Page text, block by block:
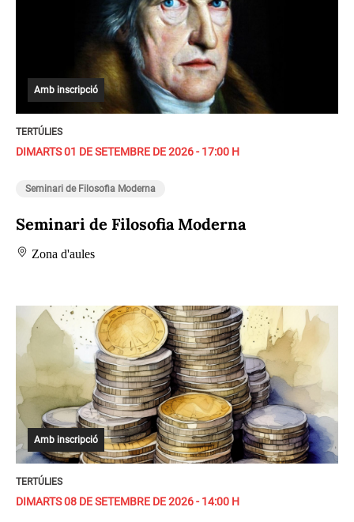
Amb inscripció
TERTÚLIES
DIMARTS 01 DE SETEMBRE DE 2026 - 17:00 H
Seminari de Filosofia Moderna
Seminari de Filosofia Moderna
Zona d'aules
Amb inscripció
TERTÚLIES
DIMARTS 08 DE SETEMBRE DE 2026 - 14:00 H